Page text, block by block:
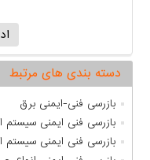
دسته بندی های مرتبط
بازرسی فنی-ایمنی برق
بازرسی فنی ایمنی سیستم
بازرسی فنی ایمنی سیستم